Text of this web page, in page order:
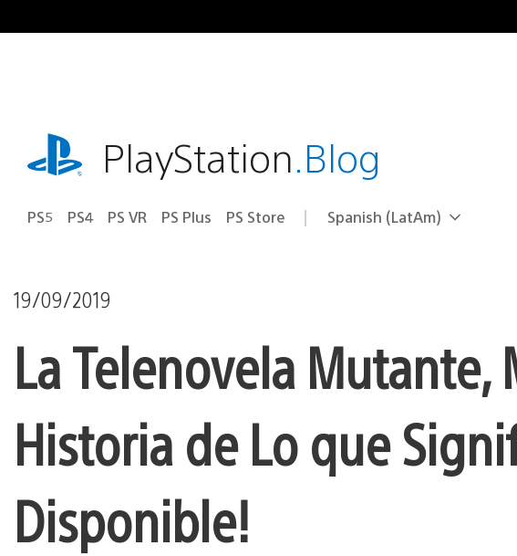
al
playstation.comPlayStation.Blog
PS5 PS4 PS VR PS Plus PS Store Elige
Región
Spanish (LatAm)
19/09/2019
La Telenovela Mutante,
Historia de Lo que
Disponible!